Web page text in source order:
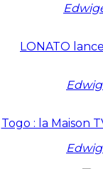
LONATO
Togo : la Maison